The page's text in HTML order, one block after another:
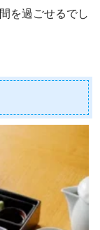
を過ごせるでし